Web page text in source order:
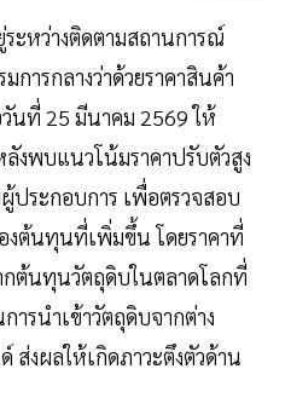
ระหว่างติดตามสถานการณ์
การกลางว่าด้วยราคาสินค้า
นที่ 25 มีนาคม 2569 ให้
งพบแนวโน้มราคาปรับตัวสูง
ประกอบการ เพื่อตรวจสอบ
ต้นทุนที่เพิ่มขึ้น โดยราคาที่
ต้นทุนวัตถุดิบในตลาดโลกที่
ารนำเข้าวัตถุดิบจากต่าง
ส่งผลให้เกิดภาวะตึงตัวด้าน